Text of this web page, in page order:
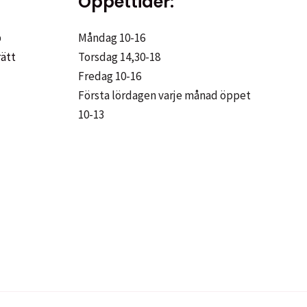
Måndag 10-16
Torsdag 14,30-18
Fredag 10-16
Första lördagen varje månad öppet
10-13